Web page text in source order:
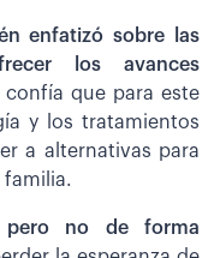
enfatizó sobre las
los avances
confía que para este
y los tratamientos
a alternativas para
familia.
pero no de forma